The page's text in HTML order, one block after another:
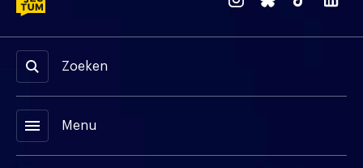
Zoeken
menu Menu